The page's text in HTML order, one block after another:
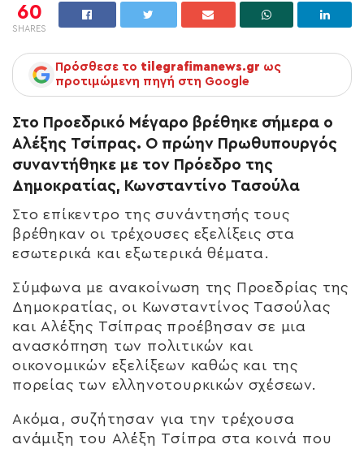
60
SHARES
Πρόσθεσε το tilegrafimanews.gr ως
προτιμώμενη πηγή στη Google
Στο Προεδρικό Μέγαρο βρέθηκε σήμερα ο
Αλέξης Τσίπρας. Ο πρώην Πρωθυπουργός
συναντήθηκε με τον Πρόεδρο της
Δημοκρατίας, Κωνσταντίνο Τασούλα
Στο επίκεντρο της συνάντησής τους
βρέθηκαν οι τρέχουσες εξελίξεις στα
εσωτερικά και εξωτερικά θέματα.
Σύμφωνα με ανακοίνωση της Προεδρίας της
Δημοκρατίας, οι Κωνσταντίνος Τασούλας
και Αλέξης Τσίπρας προέβησαν σε μια
ανασκόπηση των πολιτικών και
οικονομικών εξελίξεων καθώς και της
πορείας των ελληνοτουρκικών σχέσεων.
Ακόμα, συζήτησαν για την τρέχουσα
ανάμιξη του Αλέξη Τσίπρα στα κοινά που